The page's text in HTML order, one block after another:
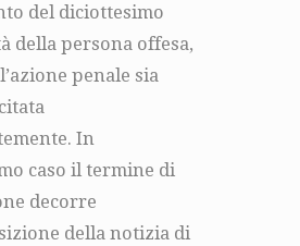
del diciottesimo
della persona offesa,
penale sia
In
caso il termine di
decorre
della notizia di